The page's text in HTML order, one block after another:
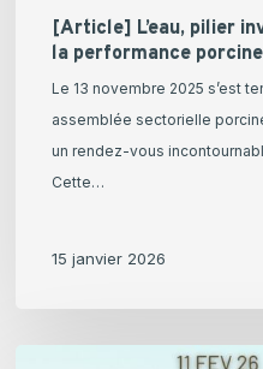
[Article] L’eau, pilier
la performance porcine
Le 13 novembre 2025 s’est
assemblée sectorielle
un rendez-vous
Cette…
15 janvier 2026